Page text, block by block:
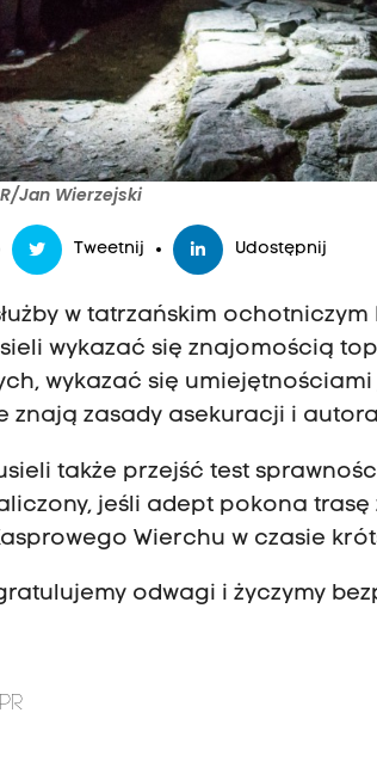
Jan Wierzejski
Tweetnij Udostępnij
w tatrzańskim
wykazać się znajomością
wykazać się
znają zasady asekuracji i
także przejść test
jeśli adept pokona trasę
Wierchu w czasie
odwagi i życzymy